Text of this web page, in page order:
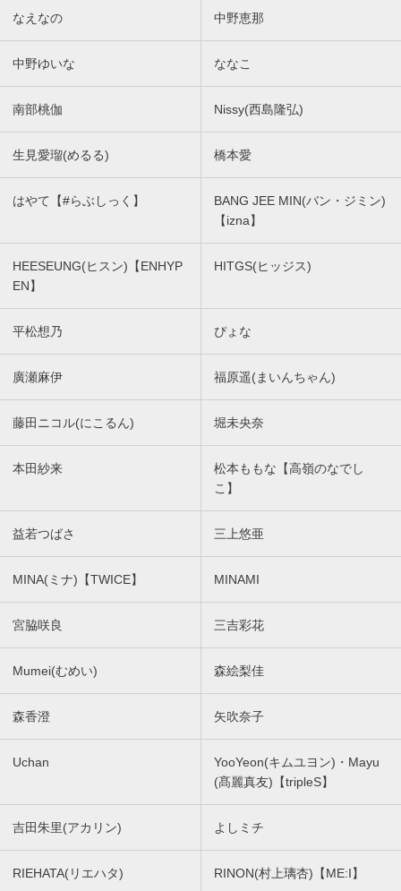
なえなの 中野恵那
中野ゆいな ななこ
南部桃伽 Nissy(西島隆弘)
生見愛瑠(めるる) 橋本愛
はやて【#らぶしっく】
BANG JEE MIN(バン・ジミン)
【izna】
HEESEUNG(ヒスン)【ENHYP
EN】
HITGS(ヒッジス)
平松想乃 ぴょな
廣瀬麻伊 福原遥(まいんちゃん)
藤田ニコル(にこるん) 堀未央奈
本田紗来
松本ももな【高嶺のなでし
こ】
益若つばさ 三上悠亜
MINA(ミナ)【TWICE】 MINAMI
宮脇咲良 三吉彩花
Mumei(むめい) 森絵梨佳
森香澄 矢吹奈子
Uchan
YooYeon(キムユヨン)・Mayu
(髙麗真友)【tripleS】
吉田朱里(アカリン) よしミチ
RIEHATA(リエハタ) RINON(村上璃杏)【ME:I】